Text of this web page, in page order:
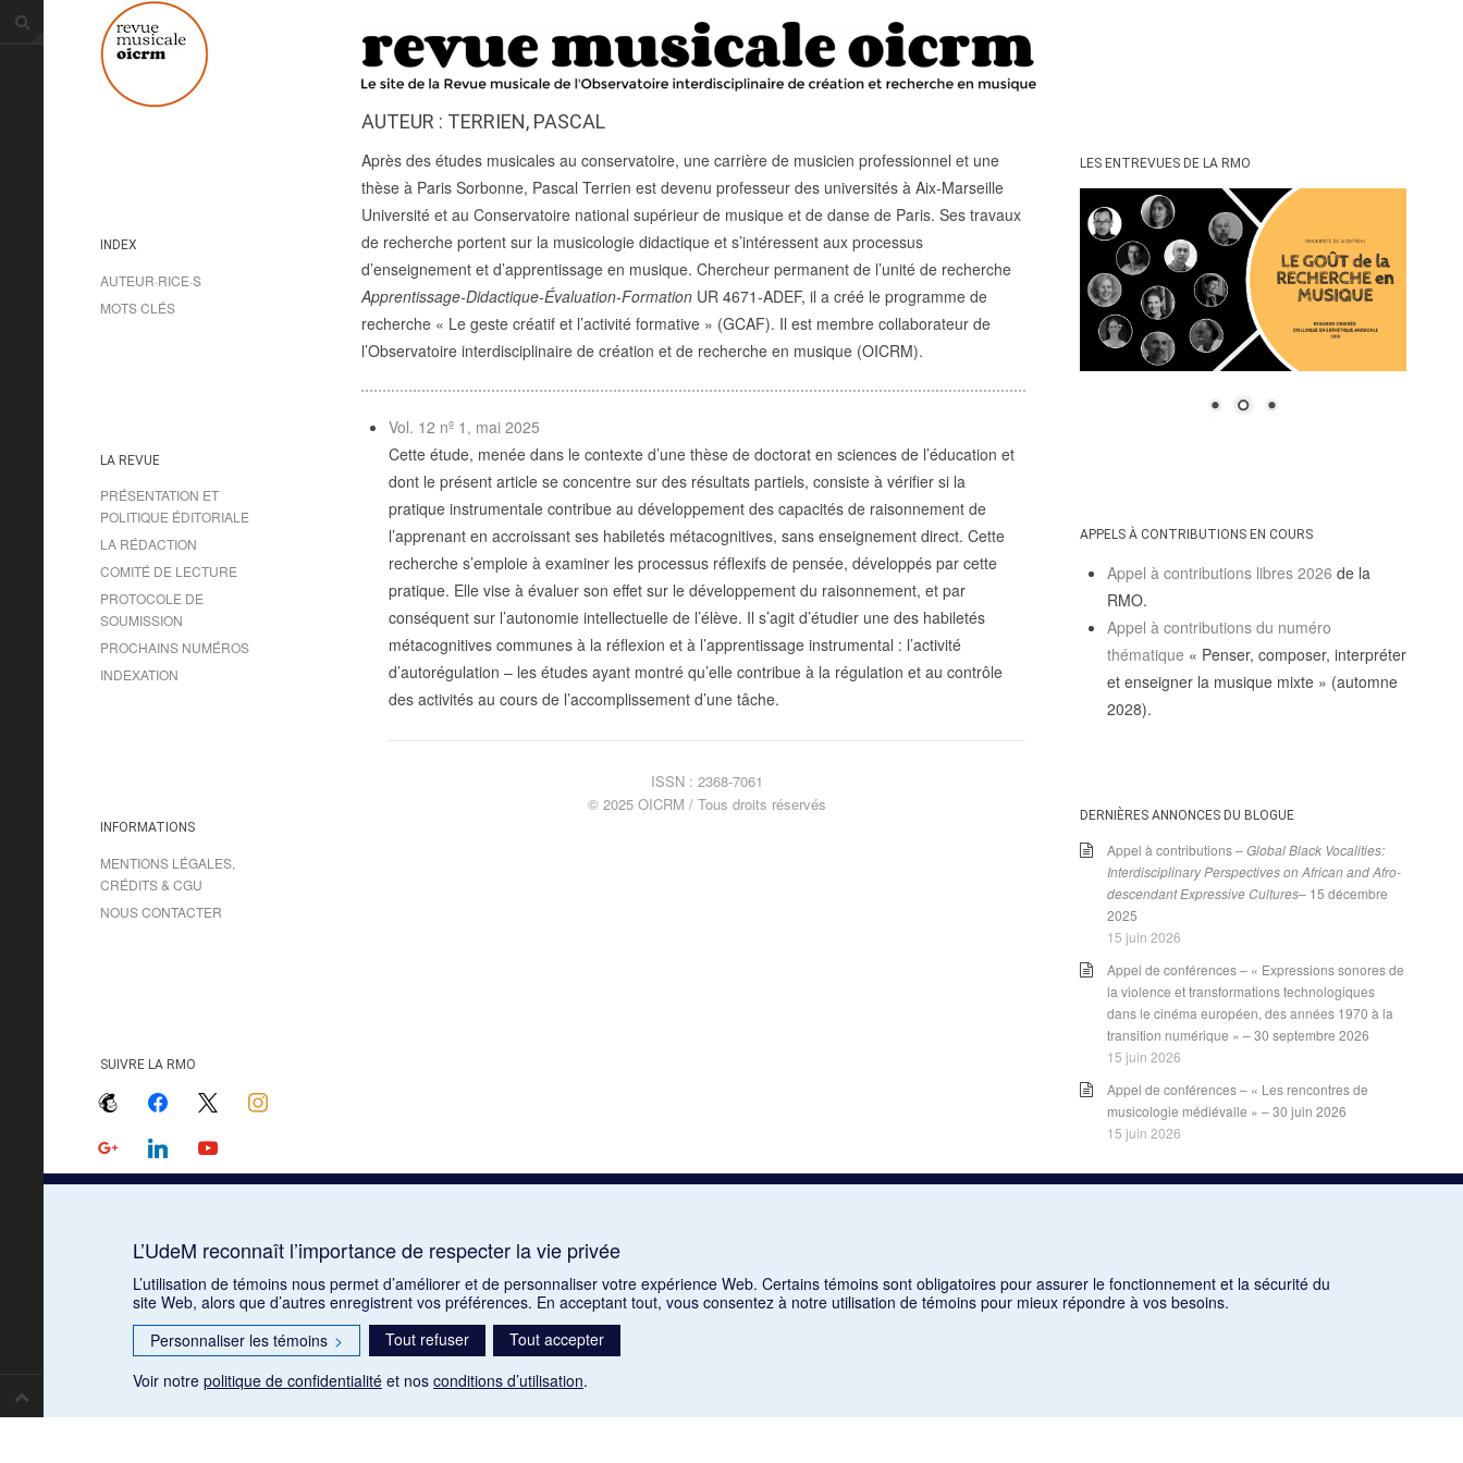
INDEX
AUTEUR·RICE·S
MOTS CLÉS
LA REVUE
PRÉSENTATION ET
POLITIQUE ÉDITORIALE
LA RÉDACTION
COMITÉ DE LECTURE
PROTOCOLE DE
SOUMISSION
PROCHAINS NUMÉROS
INDEXATION
INFORMATIONS
MENTIONS LÉGALES,
CRÉDITS & CGU
NOUS CONTACTER
SUIVRE LA RMO
mailchimpfacebook instagram
google linkedin youtube
AUTEUR : TERRIEN, PASCAL
Après des études musicales au conservatoire, une carrière de musicien professionnel et une
thèse à Paris Sorbonne, Pascal Terrien est devenu professeur des universités à Aix-Marseille
Université et au Conservatoire national supérieur de musique et de danse de Paris. Ses travaux
de recherche portent sur la musicologie didactique et s’intéressent aux processus
d’enseignement et d’apprentissage en musique. Chercheur permanent de l’unité de recherche
Apprentissage-Didactique-Évaluation-Formation UR 4671-ADEF, il a créé le programme de
recherche « Le geste créatif et l’activité formative » (GCAF). Il est membre collaborateur de
l’Observatoire interdisciplinaire de création et de recherche en musique (OICRM).
Vol. 12 nº 1, mai 2025
Cette étude, menée dans le contexte d’une thèse de doctorat en sciences de l’éducation et
dont le présent article se concentre sur des résultats partiels, consiste à vérifier si la
pratique instrumentale contribue au développement des capacités de raisonnement de
l’apprenant en accroissant ses habiletés métacognitives, sans enseignement direct. Cette
recherche s’emploie à examiner les processus réflexifs de pensée, développés par cette
pratique. Elle vise à évaluer son effet sur le développement du raisonnement, et par
conséquent sur l’autonomie intellectuelle de l’élève. Il s’agit d’étudier une des habiletés
métacognitives communes à la réflexion et à l’apprentissage instrumental : l’activité
d’autorégulation – les études ayant montré qu’elle contribue à la régulation et au contrôle
des activités au cours de l’accomplissement d’une tâche.
ISSN : 2368-7061
© 2025 OICRM / Tous droits réservés
LES ENTREVUES DE LA RMO
APPELS À CONTRIBUTIONS EN COURS
Appel à contributions libres 2026 de la
RMO.
Appel à contributions du numéro
thématique « Penser, composer, interpréter
et enseigner la musique mixte » (automne
2028).
DERNIÈRES ANNONCES DU BLOGUE
Appel à contributions –Global Black Vocalities:
Interdisciplinary Perspectives on African and Afro-
descendant Expressive Cultures– 15 décembre
2025
15 juin 2026
Appel de conférences – « Expressions sonores de
la violence et transformations technologiques
dans le cinéma européen, des années 1970 à la
transition numérique » – 30 septembre 2026
15 juin 2026
Appel de conférences – « Les rencontres de
musicologie médiévalle » – 30 juin 2026
15 juin 2026
INFOLETTRE – ARCHIVES
L’UdeM reconnaît l’importance de respecter la vie privée
L’utilisation de témoins nous permet d’améliorer et de personnaliser votre expérience Web. Certains témoins sont obligatoires pour assurer le fonctionnement et la sécurité du
site Web, alors que d’autres enregistrent vos préférences. En acceptant tout, vous consentez à notre utilisation de témoins pour mieux répondre à vos besoins.
Personnaliser les témoins > Tout refuser
Tout accepter
Voir notre politique de confidentialité et nos conditions d’utilisation.